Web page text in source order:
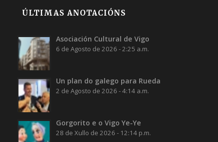
ÚLTIMAS ANOTACIÓNS
Asociación Cultural de Vigo
6 de Agosto de 2026 - 2:25 a.m.
Un plan do galego para Rueda
2 de Agosto de 2026 - 4:14 a.m.
Gorgorito e o Vigo Ye-Ye
28 de Xullo de 2026 - 12:14 p.m.